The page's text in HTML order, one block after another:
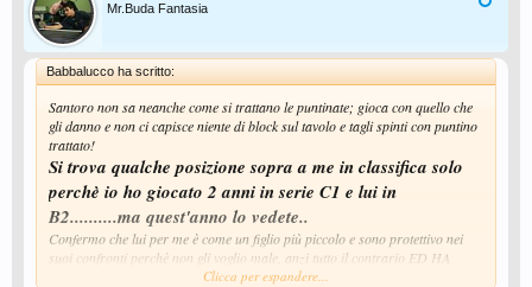
Mr.Buda Fantasia
Babbalucco ha scritto:
Santoro non sa neanche come si trattano le puntinate; gioca con quello che
gli danno e non ci capisce niente di block sul tavolo e tagli spinti con puntino
trattato!
Si trova qualche posizione sopra a me in classifica solo
perchè io ho giocato 2 anni in serie C1 e lui in
B2..........ma quest'anno lo vedete..
Confermo che lui per me è come un figlio più piccolo e sono protettivo nei
suoi confronti perchè non gli voglio male, anzi tutto il contrario ED HA
ANCORA TANTO DA IMPARE DA ME!!!!
Clicca per espandere...